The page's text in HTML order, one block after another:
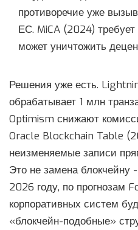
противоречие уже
ЕС. MiCA (2024)
может уничтожить
Решения уже есть.
обрабатывает 1 млн
Optimism снижают
Oracle Blockchain Table
неизменяемые записи
Это не замена блокчейну
2026 году, по прогнозам
корпоративных систем
«блокчейн-подобные»